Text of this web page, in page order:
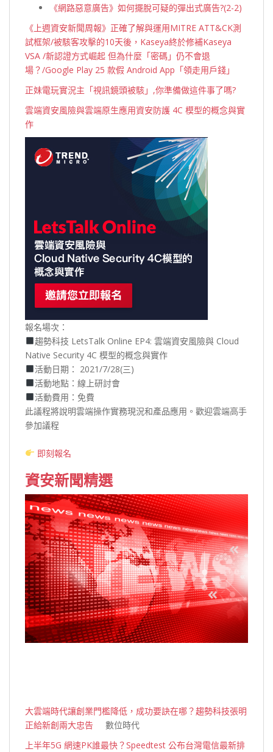
《網路惡意廣告》如何擺脫可疑的彈出式廣告?(2-2)
《上週資安新聞周報》正確了解與運用MITRE ATT&CK測
試框架/被駭客攻擊的10天後，Kaseya終於修補Kaseya
VSA /新認證方式崛起 但為什麼「密碼」仍不會退
場？/Google Play 25 款假 Android App「領走用戶錢」
正妹電玩實況主「視訊鏡頭被駭」,你準備做這件事了嗎?
雲端資安風險與雲端原生應用資安防護 4C 模型的概念與實
作
報名場次：
趨勢科技 LetsTalk Online EP4: 雲端資安風險與 Cloud
Native Security 4C 模型的概念與實作
活動日期： 2021/7/28(三)
活動地點：線上研討會
活動費用：免費
此議程將說明雲端操作實務現況和產品應用。歡迎雲端高手
參加議程
即刻報名
資安新聞精選
大雲端時代讓創業門檻降低，成功要訣在哪？趨勢科技張明
正給新創兩大忠告 數位時代
上半年5G 網速PK誰最快？Speedtest 公布台灣電信最新排